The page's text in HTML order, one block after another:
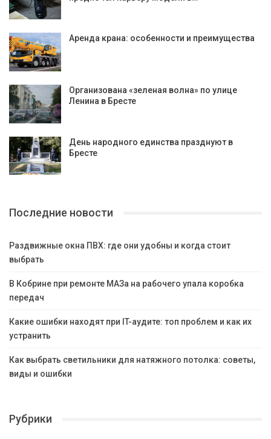
Аренда крана: особенности и преимущества
Организована «зеленая волна» по улице
Ленина в Бресте
День народного единства празднуют в
Бресте
Последние новости
Раздвижные окна ПВХ: где они удобны и когда стоит
выбрать
В Кобрине при ремонте МАЗа на рабочего упала коробка
передач
Какие ошибки находят при IT-аудите: топ проблем и как их
устранить
Как выбрать светильники для натяжного потолка: советы,
виды и ошибки
Рубрики